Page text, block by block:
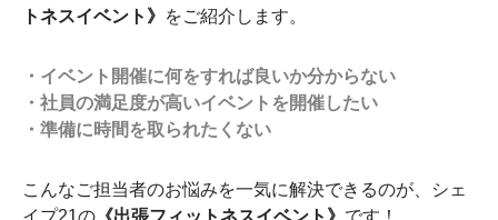
トネスイベント》 をご紹介します。
・イベント開催に何をすれば良いか分からない
・社員の満足度が高いイベントを開催したい
・準備に時間を取られたくない
こんなご担当者のお悩みを一気に解決できるのが、シェ
イプ21の 《出張フィットネスイベント》 です！